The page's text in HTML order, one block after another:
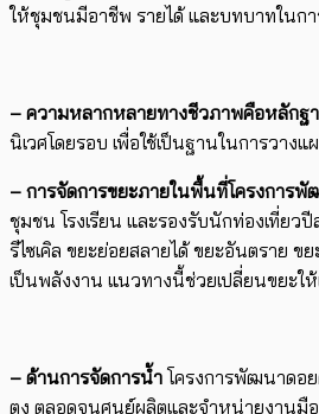
ให้ชุมชนมีอาชีพ รายได้ และบทบาทในก
– ความหลากหลายทางชีวภาพคือหลัก
นิเวศโดยรอบ เพื่อใช้เป็นฐานในการวา
– การจัดการขยะภายในพื้นที่โครงการ
ชุมชน โรงเรียน และรองรับนักท่องเที่ย
รีไซเคิล ขยะย่อยสลายได้ ขยะอันตราย
เป็นพลังงาน แนวทางนี้ช่วยเปลี่ยนขยะใ
– ด้านการจัดการน้ำ โครงการพัฒนาดอ
ตุง ตลอดจนศูนย์ผลิตและจำหน่ายงานมือ